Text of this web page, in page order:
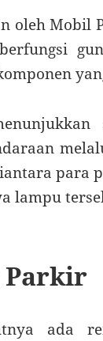
oleh
para
lampu
Parkir
ada